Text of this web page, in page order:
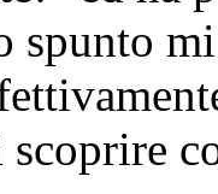
spunto
scoprire